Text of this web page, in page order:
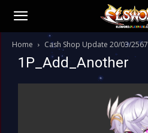
Home Cash Shop Update 20/03/2567
1P_Add_Another